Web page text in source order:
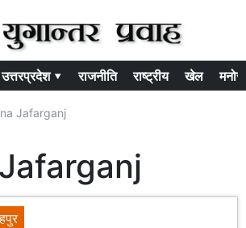
उत्तरप्रदेश ▾ राजनीति राष्ट्रीय खेल
Jafarganj